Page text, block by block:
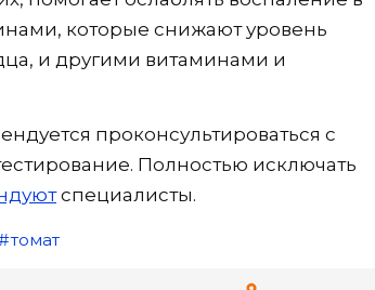
которые снижают уровень
и другими витаминами и
проконсультироваться с
Полностью исключать
специалисты.
томат